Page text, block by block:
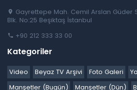
Gayrettepe Mah. Cemil Arslan Güder
Blk. No:25 Beşiktaş İstanbul
+90 212 333 33 00
Kategoriler
Video Beyaz TV Arşivi Foto Galeri
Manşetler (Bugün)
Manşetler (Dün)